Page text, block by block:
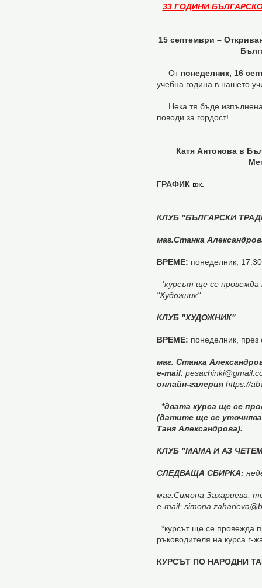
33 ГОДИНИ
15 септември –
От понеделник, 16
учебна година в нашето
Нека тя бъде изпълнена
поводи за гордост!
Катя Антонова в
ГРАФИК вж.
КЛУБ "БЪЛГАРСКИ
маг.Станка
ВРЕМЕ: понеделник,
*курсът ще се провежда
"Художник".
КЛУБ "ХУДОЖНИК"
ВРЕМЕ: понеделник,
маг. Станка
e-mail:
онлайн-галерия https://
*двата курса ще се
(датите ще се
Таня Александрова).
КЛУБ "МАМА И АЗ
СЛЕДВАЩА СБИРКА:
маг.Симона Захариева,
e-mail:
*курсът ще се провежда
ръководителя на курса г-
КУРСЪТ ПО НАРОДНИ